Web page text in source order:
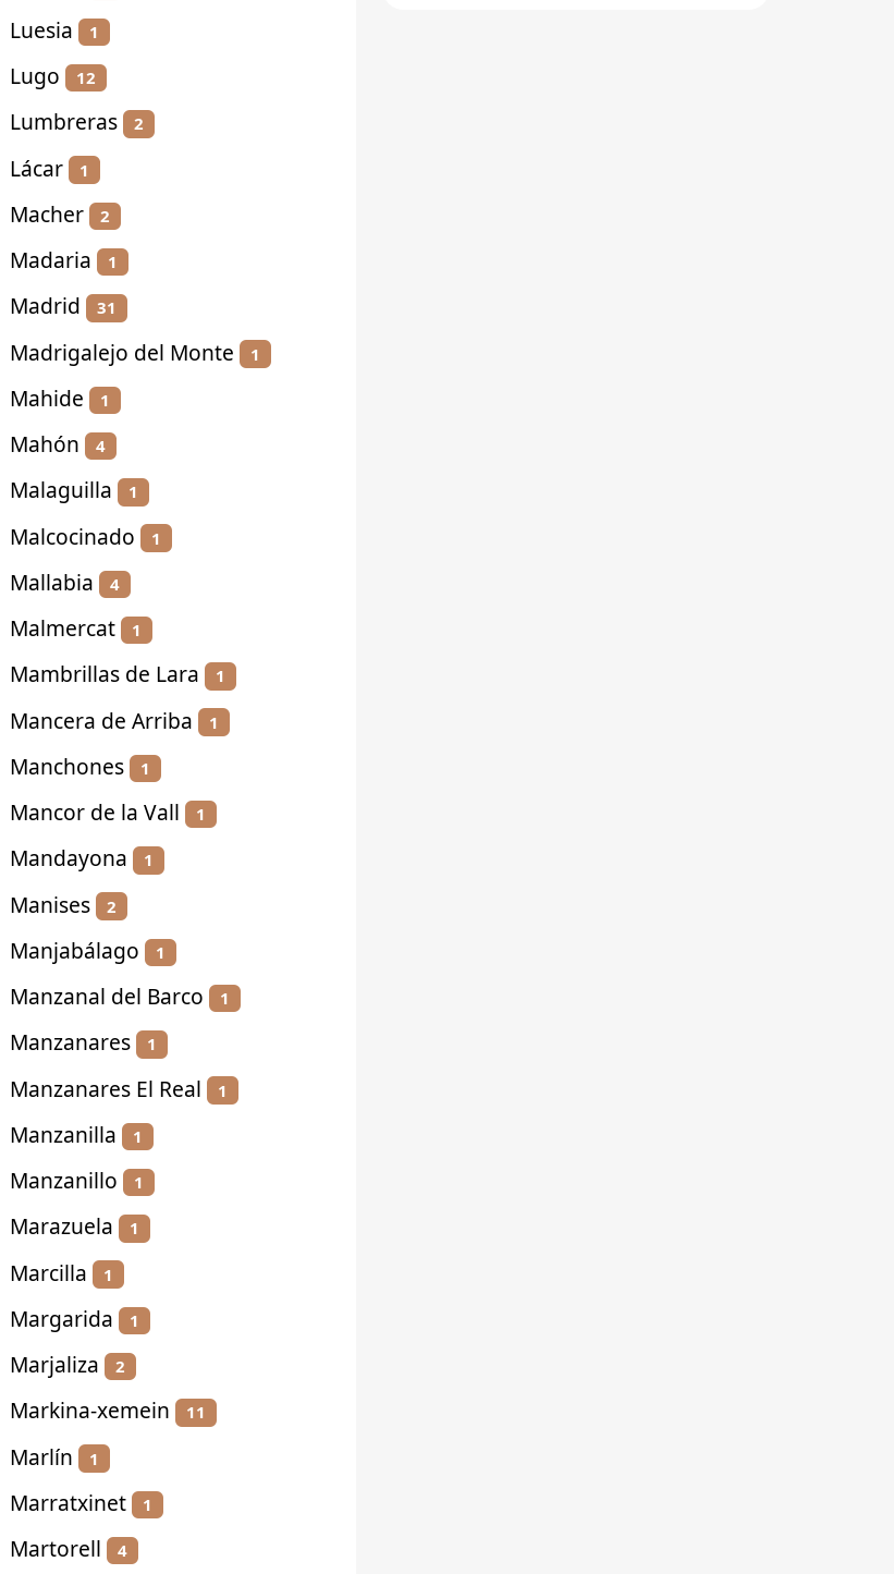
Luesia 1
Lugo 12
Lumbreras 2
Lácar 1
Macher 2
Madaria 1
Madrid 31
Madrigalejo del Monte 1
Mahide 1
Mahón 4
Malaguilla 1
Malcocinado 1
Mallabia 4
Malmercat 1
Mambrillas de Lara 1
Mancera de Arriba 1
Manchones 1
Mancor de la Vall 1
Mandayona 1
Manises 2
Manjabálago 1
Manzanal del Barco 1
Manzanares 1
Manzanares El Real 1
Manzanilla 1
Manzanillo 1
Marazuela 1
Marcilla 1
Margarida 1
Marjaliza 2
Markina-xemein 11
Marlín 1
Marratxinet 1
Martorell 4